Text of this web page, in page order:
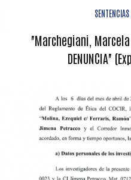
"Marchegiani,
DENUNCIA"